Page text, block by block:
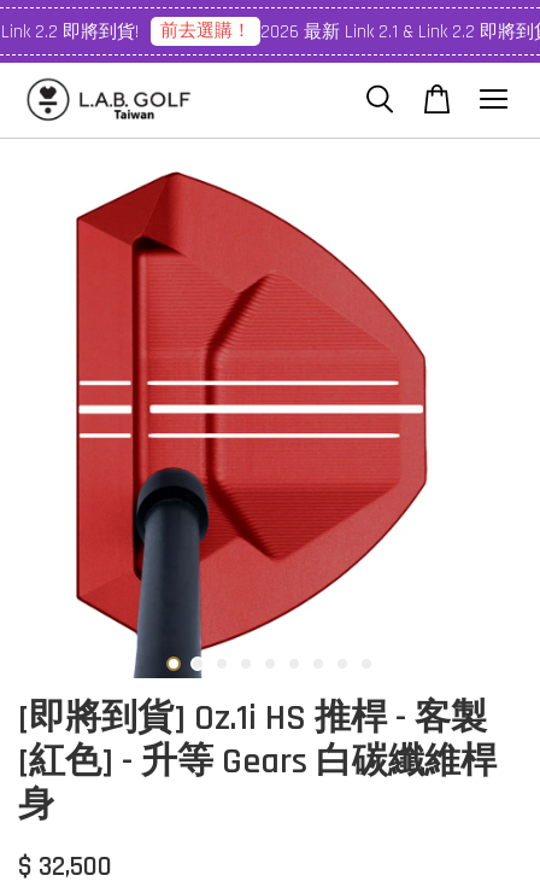
2.2 即將到貨! 前去選購！ 2026 最新 Link 2.1 & Link 2.2 即將到
[即將到貨] Oz.1i HS 推桿 - 客製
[紅色] - 升等 Gears 白碳纖維桿
身
$ 32,500